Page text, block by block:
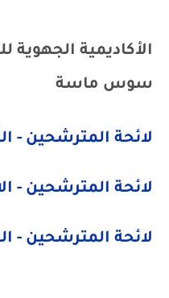
الأكاديمية الجهوية
سوس ماسة
لائحة المترشحين -
لائحة المترشحين -
لائحة المترشحين -